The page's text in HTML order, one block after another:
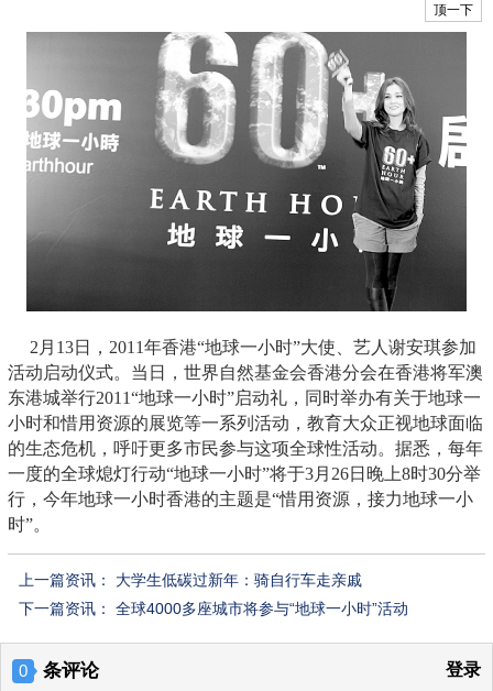
2月13日，2011年香港“地球一小时”大使、艺人谢安琪参加
活动启动仪式。当日，世界自然基金会香港分会在香港将军澳
东港城举行2011“地球一小时”启动礼，同时举办有关于地球一
小时和惜用资源的展览等一系列活动，教育大众正视地球面临
的生态危机，呼吁更多市民参与这项全球性活动。据悉，每年
一度的全球熄灯行动“地球一小时”将于3月26日晚上8时30分举
行，今年地球一小时香港的主题是“惜用资源，接力地球一小
时”。
上一篇资讯： 大学生低碳过新年：骑自行车走亲戚
下一篇资讯： 全球4000多座城市将参与“地球一小时”活动
0 条评论 登录